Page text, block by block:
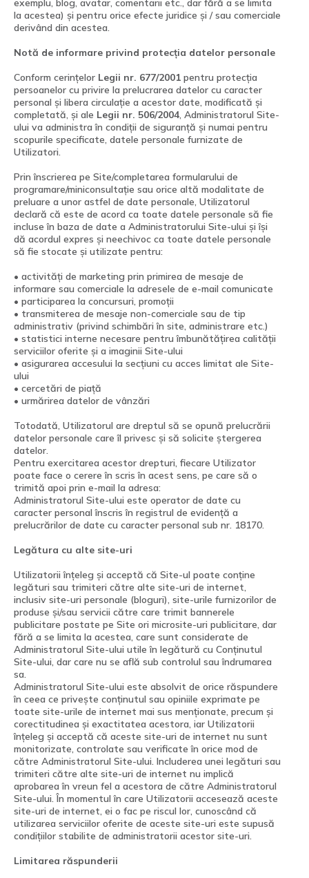
exemplu, blog, avatar, comentarii etc., dar fără a se limita
la acestea) și pentru orice efecte juridice și / sau comerciale
derivând din acestea.
Notă de informare privind protecția datelor personale
Conform cerințelor Legii nr. 677/2001 pentru protecția
persoanelor cu privire la prelucrarea datelor cu caracter
personal și libera circulație a acestor date, modificată și
completată, și ale Legii nr. 506/2004, Administratorul Site-
ului va administra în condiții de siguranță și numai pentru
scopurile specificate, datele personale furnizate de
Utilizatori.
Prin înscrierea pe Site/completarea formularului de
programare/miniconsultație sau orice altă modalitate de
preluare a unor astfel de date personale, Utilizatorul
declară că este de acord ca toate datele personale să fie
incluse în baza de date a Administratorului Site-ului și își
dă acordul expres și neechivoc ca toate datele personale
să fie stocate și utilizate pentru:
• activități de marketing prin primirea de mesaje de
informare sau comerciale la adresele de e-mail comunicate
• participarea la concursuri, promoții
• transmiterea de mesaje non-comerciale sau de tip
administrativ (privind schimbări în site, administrare etc.)
• statistici interne necesare pentru îmbunătățirea calității
serviciilor oferite și a imaginii Site-ului
• asigurarea accesului la secțiuni cu acces limitat ale Site-
ului
• cercetări de piață
• urmărirea datelor de vânzări
Totodată, Utilizatorul are dreptul să se opună prelucrării
datelor personale care îl privesc și să solicite ștergerea
datelor.
Pentru exercitarea acestor drepturi, fiecare Utilizator
poate face o cerere în scris în acest sens, pe care să o
trimită apoi prin e-mail la adresa:
Administratorul Site-ului este operator de date cu
caracter personal înscris în registrul de evidență a
prelucrărilor de date cu caracter personal sub nr. 18170.
Legătura cu alte site-uri
Utilizatorii înțeleg și acceptă că Site-ul poate conține
legături sau trimiteri către alte site-uri de internet,
inclusiv site-uri personale (bloguri), site-urile furnizorilor de
produse și/sau servicii către care trimit bannerele
publicitare postate pe Site ori microsite-uri publicitare, dar
fără a se limita la acestea, care sunt considerate de
Administratorul Site-ului utile în legătură cu Conținutul
Site-ului, dar care nu se află sub controlul sau îndrumarea
sa.
Administratorul Site-ului este absolvit de orice răspundere
în ceea ce privește conținutul sau opiniile exprimate pe
toate site-urile de internet mai sus menționate, precum și
corectitudinea și exactitatea acestora, iar Utilizatorii
înțeleg și acceptă că aceste site-uri de internet nu sunt
monitorizate, controlate sau verificate în orice mod de
către Administratorul Site-ului. Includerea unei legături sau
trimiteri către alte site-uri de internet nu implică
aprobarea în vreun fel a acestora de către Administratorul
Site-ului. În momentul în care Utilizatorii accesează aceste
site-uri de internet, ei o fac pe riscul lor, cunoscând că
utilizarea serviciilor oferite de aceste site-uri este supusă
condițiilor stabilite de administratorii acestor site-uri.
Limitarea răspunderii